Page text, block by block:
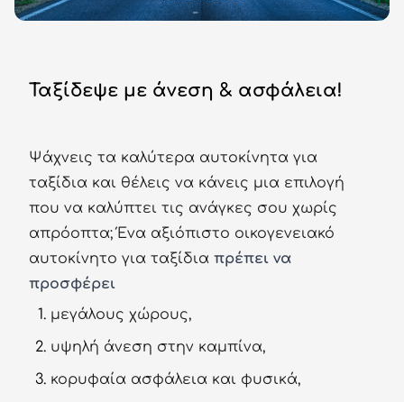
Ταξίδεψε με άνεση & ασφάλεια!
Ψάχνεις τα καλύτερα αυτοκίνητα για
ταξίδια και θέλεις να κάνεις μια επιλογή
που να καλύπτει τις ανάγκες σου χωρίς
απρόοπτα; Ένα αξιόπιστο οικογενειακό
αυτοκίνητο για ταξίδια πρέπει να
προσφέρει
μεγάλους χώρους,
υψηλή άνεση στην καμπίνα,
κορυφαία ασφάλεια και φυσικά,